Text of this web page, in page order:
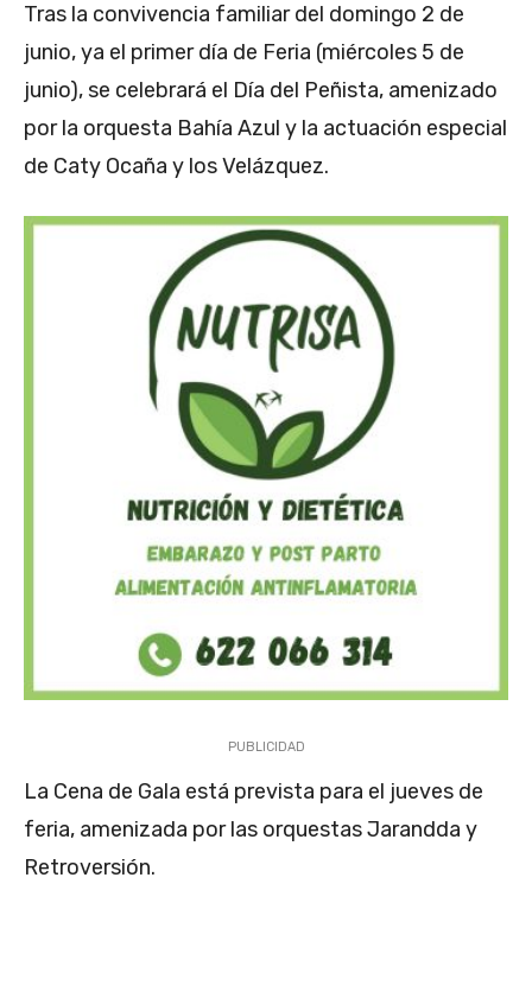
Tras la convivencia familiar del domingo 2 de
junio, ya el primer día de Feria (miércoles 5 de
junio), se celebrará el Día del Peñista, amenizado
por la orquesta Bahía Azul y la actuación especial
de Caty Ocaña y los Velázquez.
PUBLICIDAD
La Cena de Gala está prevista para el jueves de
feria, amenizada por las orquestas Jarandda y
Retroversión.